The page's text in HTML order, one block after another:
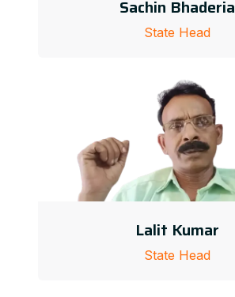
Sachin Bhaderia
State Head
Lalit Kumar
State Head